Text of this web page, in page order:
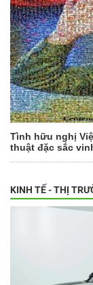
Tình hữu nghị
thuật đặc sắc
KINH TẾ - THỊ